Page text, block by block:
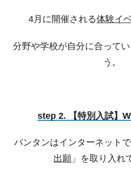
4月に開催される体験イ
分野や学校が自分に合って
う。
step 2. 【特別入試】
バンタンはインターネット
出願 」を取り入れ